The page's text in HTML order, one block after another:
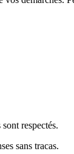
respectés.
sans tracas.